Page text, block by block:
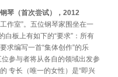
琴（首次尝试），2012
作室”。五位钢琴家围坐在一
白板上有如下的“要求”：所有
求编写一首“集体创作”的乐
参与者将从各自的领域出发参
专长（唯一的女性）是“即兴